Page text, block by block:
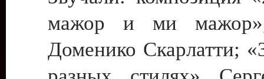
мажор и ми мажор»,
Доменико Скарлатти;